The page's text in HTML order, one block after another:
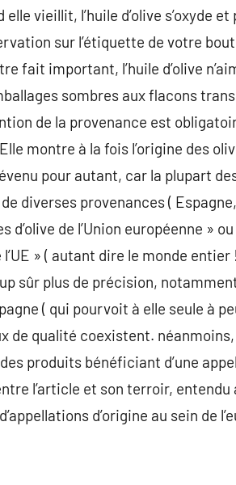
vieillit, l’huile d’olive s’oxyde et
sur l’étiquette de votre
fait important, l’huile d’olive
sombres aux flacons
de la provenance est
montre à la fois l’origine des
pour autant, car la plupart
diverses provenances (
de l’Union européenne »
» ( autant dire le monde entier
sûr plus de précision,
( qui pourvoit à elle seule à
de qualité coexistent. néanmoins,
produits bénéficiant d’une
l’article et son terroir, entendu
d’origine au sein de